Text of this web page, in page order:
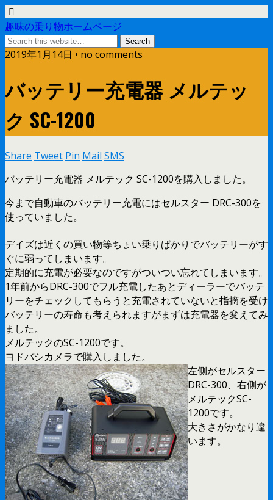
趣味の乗り物ホームページ
2019年1月14日 • no comments
バッテリー充電器 メルテッ
ク SC-1200
Share Tweet Pin Mail SMS
バッテリー充電器 メルテック SC-1200を購入しました。
今まで自動車のバッテリー充電にはセルスター DRC-300を
使っていました。
デイズは近くの買い物等ちょい乗りばかりでバッテリーがす
ぐに弱ってしまいます。
定期的に充電が必要なのですがついつい忘れてしまいます。
1年前からDRC-300でフル充電したあとディーラーでバッテ
リーをチェックしてもらうと充電されていないと指摘を受け
バッテリーの寿命も考えられますがまずは充電器を変えてみ
ました。
メルテックのSC-1200です。
ヨドバシカメラで購入しました。
左側がセルスター
DRC-300、右側が
メルテックSC-
1200です。
大きさがかなり違
います。